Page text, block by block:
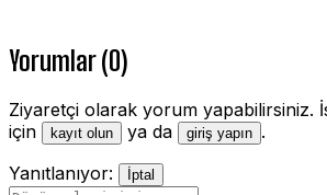
Yorumlar (0)
Ziyaretçi olarak yorum yapabilirsiniz.
için
kayıt olun ya da giriş yapın .
Yanıtlanıyor:
İptal